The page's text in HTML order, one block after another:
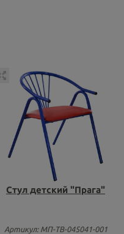
Стул детский "Прага"
Артикул: МП-ТВ-045041-001